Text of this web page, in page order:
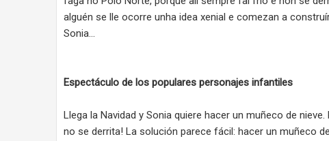
alguén se lle ocorre unha idea xenial e comezan a
Sonia…
Espectáculo de los populares personajes infantiles
Llega la Navidad y Sonia quiere hacer un muñeco de
no se derrita! La solución parece fácil: hacer un muñeco